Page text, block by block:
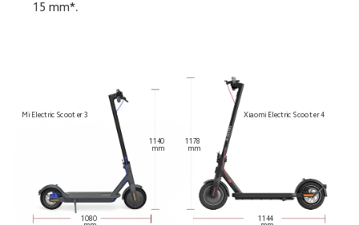
15 mm*.
Mi Electric Scooter 3 Xiaomi Electric Scooter 4
1140
mm
1178
mm
1080
1144